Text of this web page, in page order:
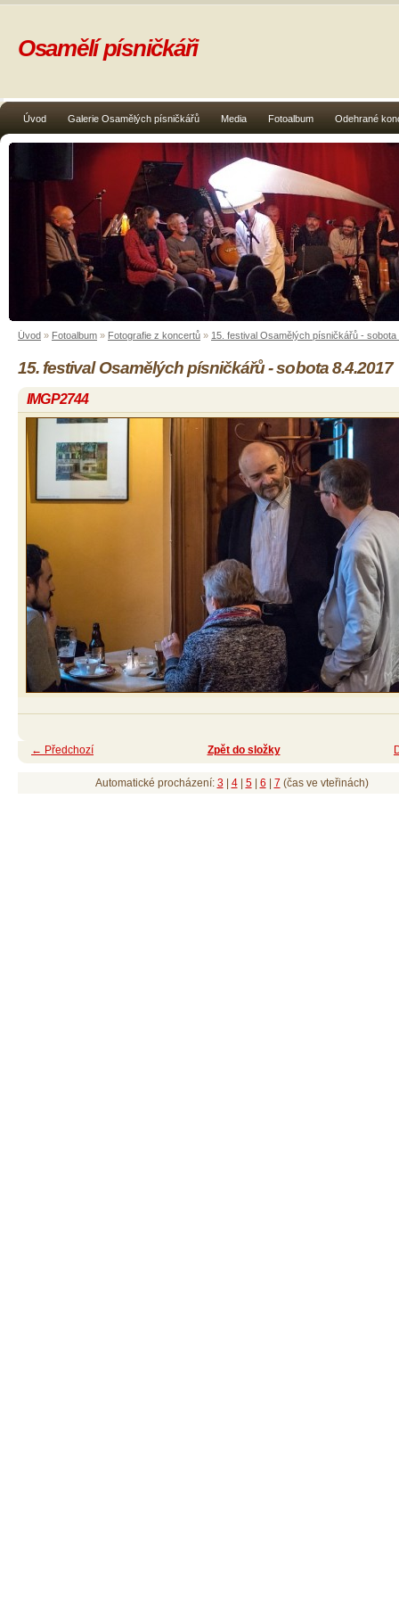
Úvod Galerie Osamělých písničkářů Media Fotoalbum Odehrané
Osamělí písničkáři
Úvod » Fotoalbum » Fotografie z koncertů » 15. festival Osamělých písničkářů - sobota
15. festival Osamělých písničkářů - sobota 8.4.2017
IMGP2744
← Předchozí Zpět do složky
Automatické procházení: 3| 4| 5| 6 7 (čas ve vteřinách)